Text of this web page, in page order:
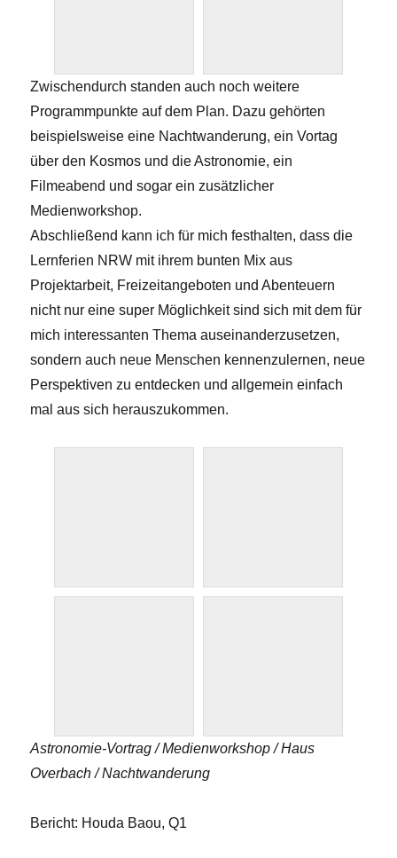
Zwischendurch standen auch noch weitere
Programmpunkte auf dem Plan. Dazu gehörten
beispielsweise eine Nachtwanderung, ein Vortag
über den Kosmos und die Astronomie, ein
Filmeabend und sogar ein zusätzlicher
Medienworkshop.
Abschließend kann ich für mich festhalten, dass die
Lernferien NRW mit ihrem bunten Mix aus
Projektarbeit, Freizeitangeboten und Abenteuern
nicht nur eine super Möglichkeit sind sich mit dem für
mich interessanten Thema auseinanderzusetzen,
sondern auch neue Menschen kennenzulernen, neue
Perspektiven zu entdecken und allgemein einfach
mal aus sich herauszukommen.
Astronomie-Vortrag / Medienworkshop / Haus
Overbach / Nachtwanderung
Bericht: Houda Baou, Q1